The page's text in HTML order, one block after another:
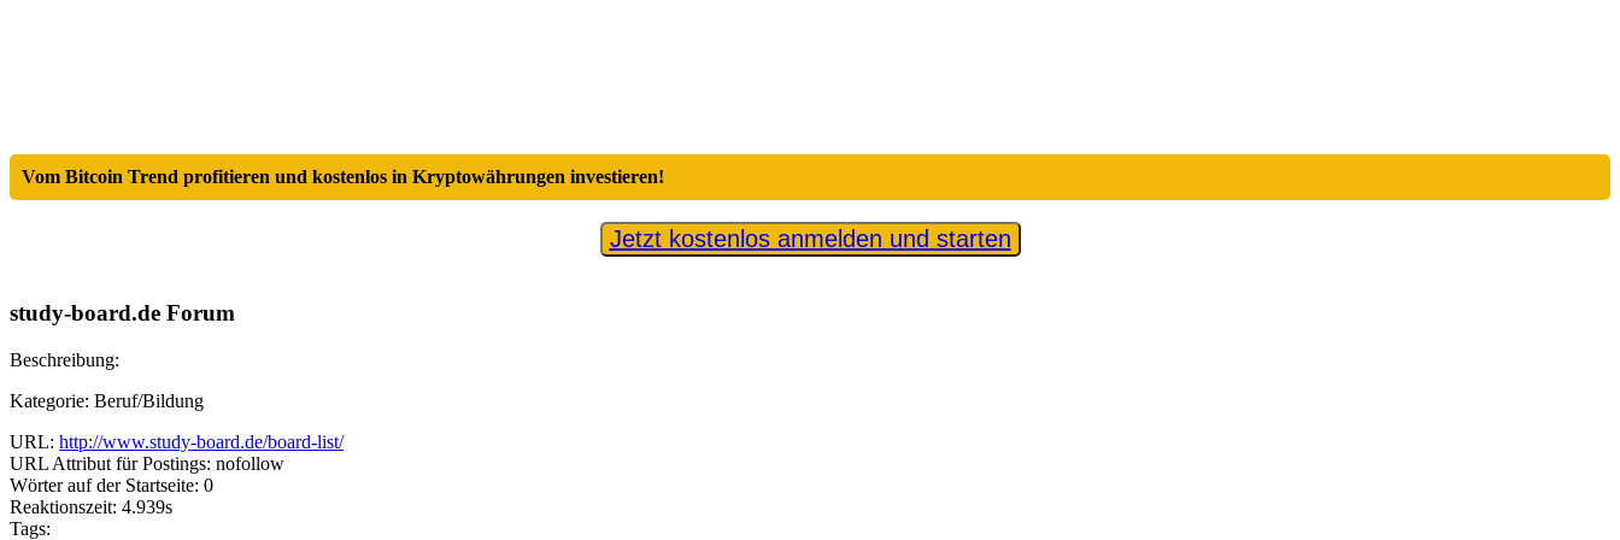
Vom Bitcoin Trend profitieren und kostenlos in Kryptowährungen investieren!
Jetzt kostenlos anmelden und starten
study-board.de Forum
Beschreibung:
Kategorie: Beruf/Bildung
URL: http://www.study-board.de/board-list/
URL Attribut für Postings: nofollow
Wörter auf der Startseite: 0
Reaktionszeit: 4.939s
Tags: